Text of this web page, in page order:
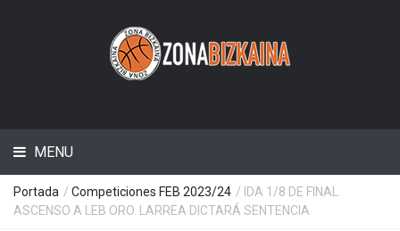
MENU
Portada / Competiciones FEB 2023/24 / IDA 1/8 DE FINAL
ASCENSO A LEB ORO. LARREA DICTARÁ SENTENCIA